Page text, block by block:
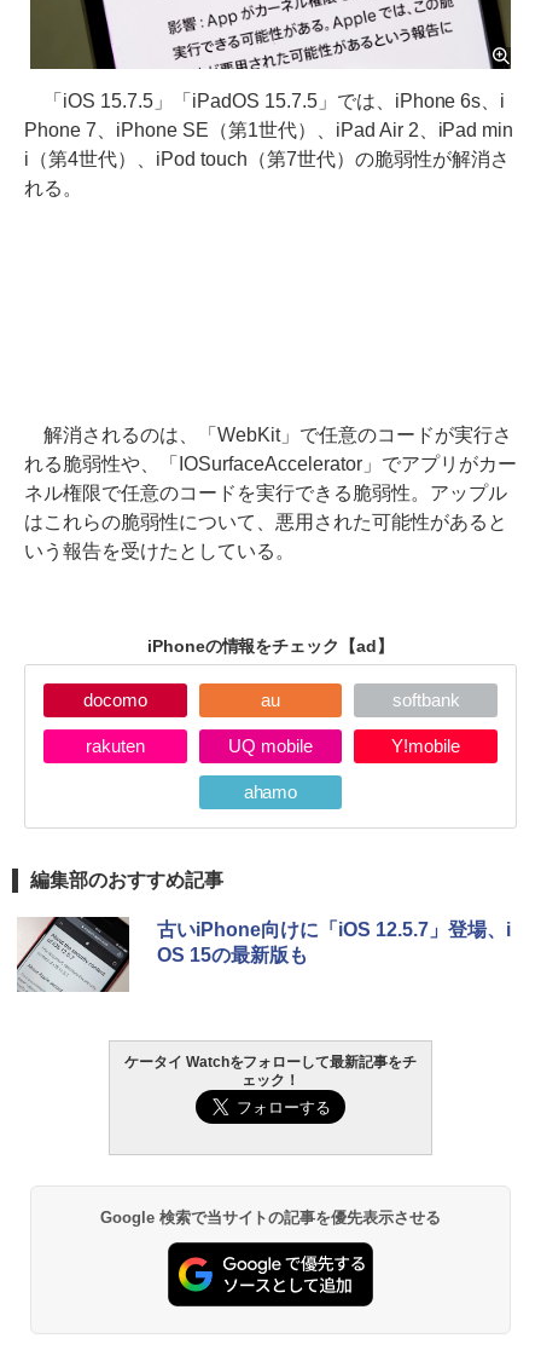
「iOS 15.7.5」「iPadOS 15.7.5」では、iPhone 6s、i
Phone 7、iPhone SE（第1世代）、iPad Air 2、iPad min
i（第4世代）、iPod touch（第7世代）の脆弱性が解消さ
れる。
解消されるのは、「WebKit」で任意のコードが実行さ
れる脆弱性や、「IOSurfaceAccelerator」でアプリがカー
ネル権限で任意のコードを実行できる脆弱性。アップル
はこれらの脆弱性について、悪用された可能性があると
いう報告を受けたとしている。
iPhoneの情報をチェック 【ad】
docomo au softbank
rakuten UQ mobile Y!mobile
ahamo
編集部のおすすめ記事
古いiPhone向けに「iOS 12.5.7」登場、i
OS 15の最新版も
ケータイ Watchをフォローして最新記事をチ
ェック！
Google 検索で当サイトの記事を優先表示させる